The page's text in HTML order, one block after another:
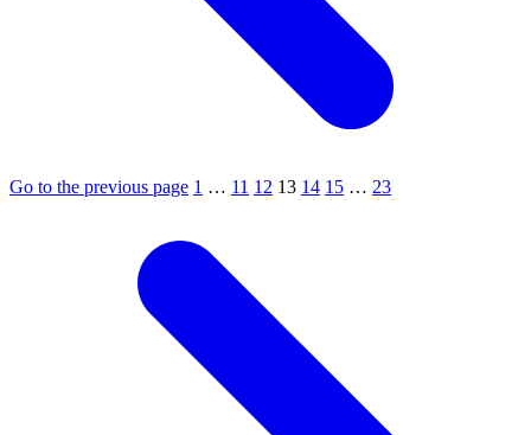
Go to the previous page 1 … 11 12 13 14 15 … 23